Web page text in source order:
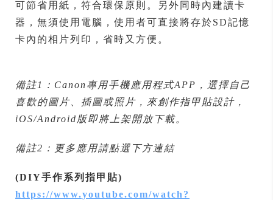
可節省用紙，符合環保原則。另外同時內建讀卡
器，無須使用電腦，使用者可直接將存於SD記憶
卡內的相片列印，省時又方便。
備註1：Canon專用手機應用程式APP，選擇自己
喜歡的圖片、插圖或照片，來創作指甲貼設計，
iOS/Android版即將上架開放下載。
備註2：更多應用請點選下方連結
(DIY手作系列指甲貼)
https://www.youtube.com/watch?